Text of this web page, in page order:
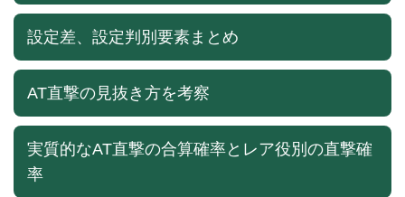
設定差、設定判別要素まとめ
AT直撃の見抜き方を考察
実質的なAT直撃の合算確率とレア役別の直撃確
率